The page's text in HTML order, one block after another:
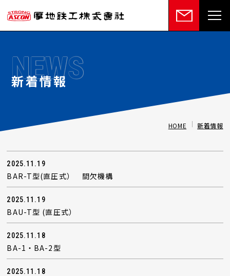
新着情報
NEWS
HOME 新着情報
2025.11.19
BAR-T型(直圧式） 間欠機構
2025.11.19
BAU-T型 (直圧式）
2025.11.18
BA-1・BA-2型
2025.11.18